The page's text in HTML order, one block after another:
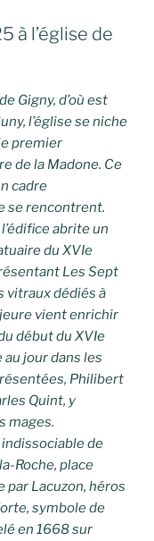
à l’église de
Gigny, d’où est
l’église se niche
premier
de la Madone. Ce
cadre
se rencontrent.
abrite un
du XVIe
Les Sept
vitraux dédiés à
vient enrichir
début du XVIe
au jour dans les
Philibert
Quint, y
mages.
indissociable de
Roche, place
Lacuzon, héros
symbole de
en 1668 sur